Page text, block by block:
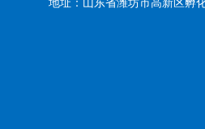
地址：山东省潍坊市高新区孵